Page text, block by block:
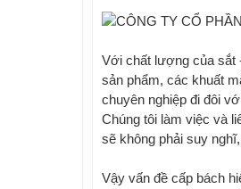
Với chất lượng của sắt
sản phẩm, các khuất
chuyên nghiệp đi đôi
Chúng tôi làm việc và
sẽ không phải suy
Vậy vấn đề cấp bách